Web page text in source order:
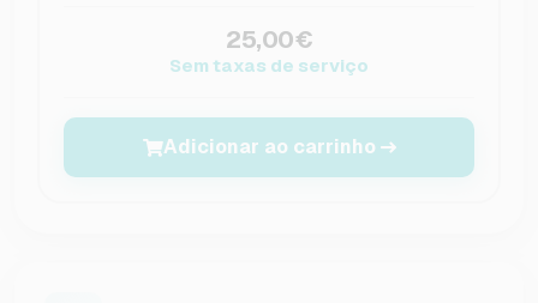
25,00€
Sem taxas de serviço
Adicionar ao carrinho